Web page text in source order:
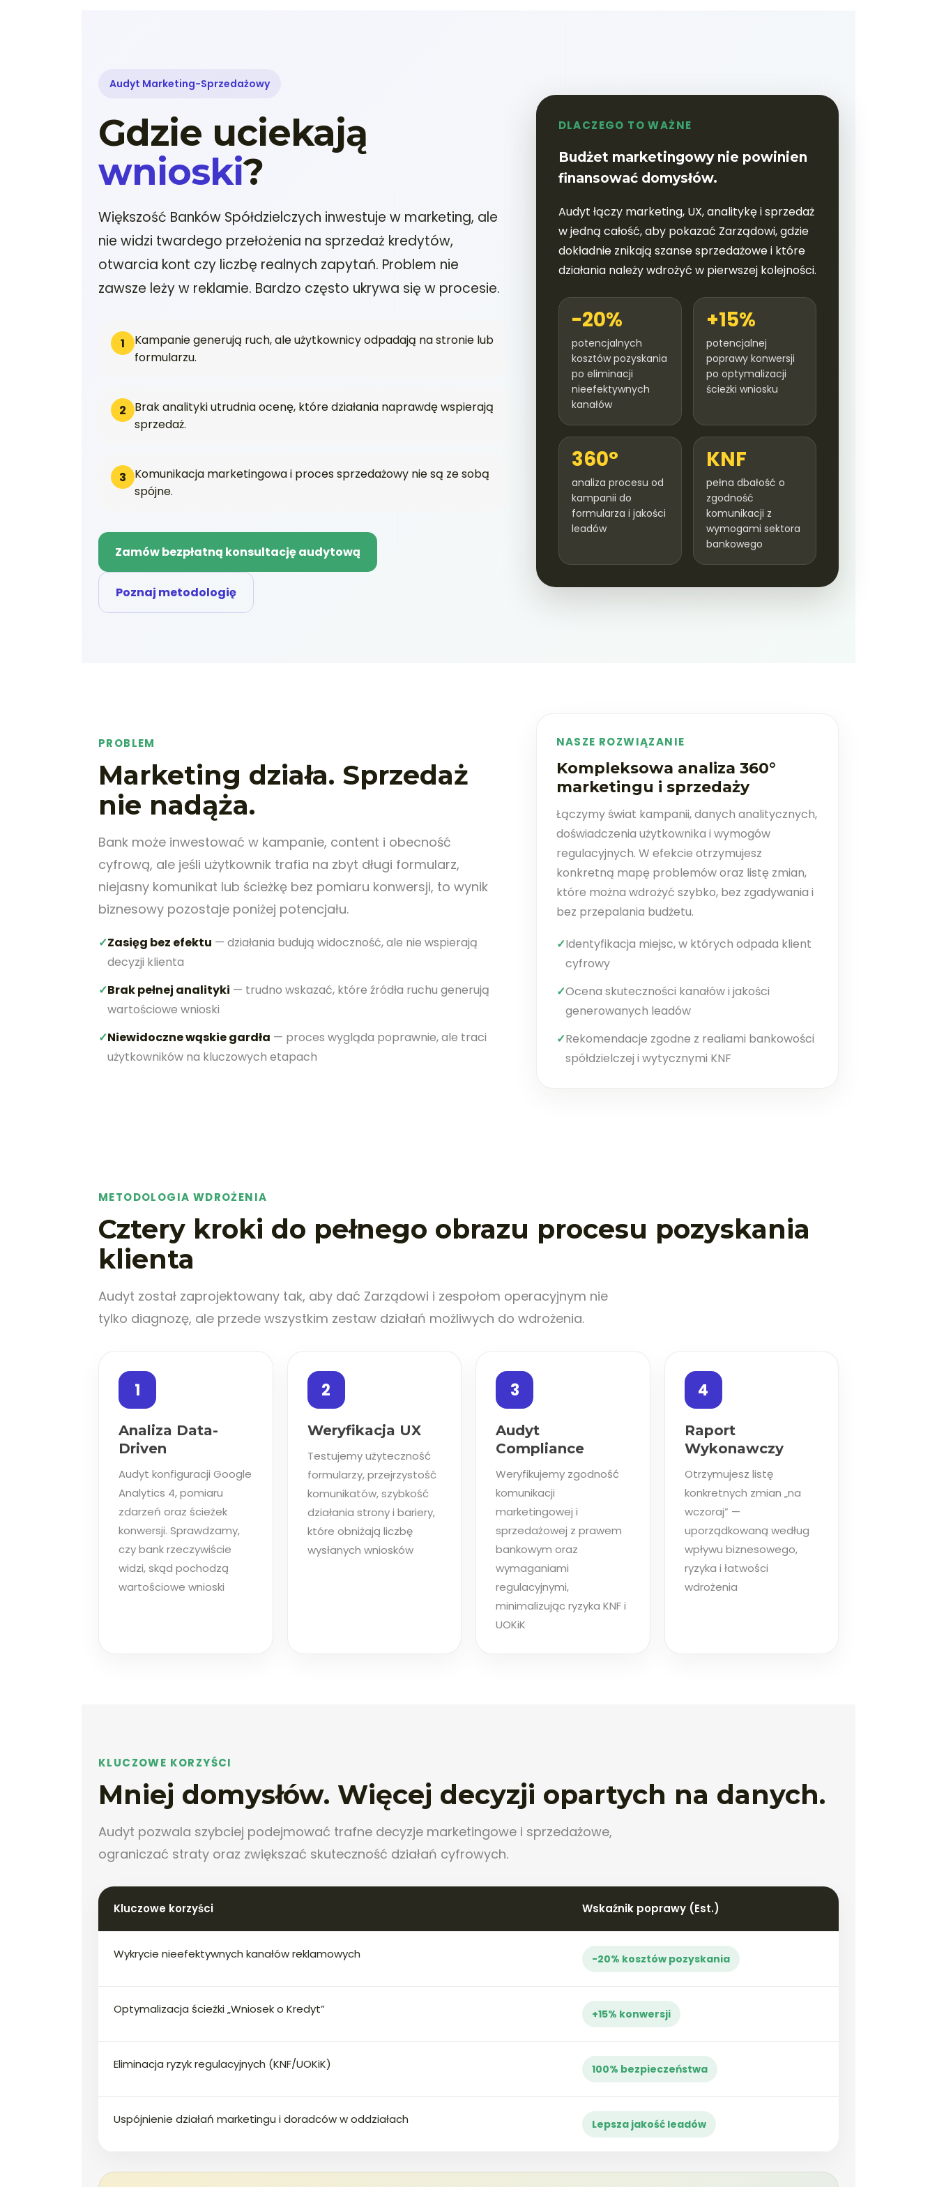
Audyt Marketing-Sprzedażowy
Gdzie uciekają
wnioski?
Większość Banków Spółdzielczych inwestuje w marketing, ale
nie widzi twardego przełożenia na sprzedaż kredytów,
otwarcia kont czy liczbę realnych zapytań. Problem nie
zawsze leży w reklamie. Bardzo często ukrywa się w procesie.
1
Kampanie generują ruch, ale użytkownicy odpadają na stronie lub
formularzu.
2
Brak analityki utrudnia ocenę, które działania naprawdę wspierają
sprzedaż.
3
Komunikacja marketingowa i proces sprzedażowy nie są ze sobą
spójne.
Zamów bezpłatną konsultację audytową
Poznaj metodologię
DLACZEGO TO WAŻNE
Budżet marketingowy nie powinien
finansować domysłów.
Audyt łączy marketing, UX, analitykę i sprzedaż
w jedną całość, aby pokazać Zarządowi, gdzie
dokładnie znikają szanse sprzedażowe i które
działania należy wdrożyć w pierwszej kolejności.
-20%
potencjalnych
kosztów pozyskania
po eliminacji
nieefektywnych
kanałów
+15%
potencjalnej
poprawy konwersji
po optymalizacji
ścieżki wniosku
360°
analiza procesu od
kampanii do
formularza i jakości
leadów
KNF
pełna dbałość o
zgodność
komunikacji z
wymogami sektora
bankowego
PROBLEM
Marketing działa. Sprzedaż
nie nadąża.
Bank może inwestować w kampanie, content i obecność
cyfrową, ale jeśli użytkownik trafia na zbyt długi formularz,
niejasny komunikat lub ścieżkę bez pomiaru konwersji, to wynik
biznesowy pozostaje poniżej potencjału.
✓Zasięg bez efektu — działania budują widoczność, ale nie wspierają
decyzji klienta
✓Brak pełnej analityki — trudno wskazać, które źródła ruchu generują
wartościowe wnioski
✓Niewidoczne wąskie gardła — proces wygląda poprawnie, ale traci
użytkowników na kluczowych etapach
NASZE ROZWIĄZANIE
Kompleksowa analiza 360°
marketingu i sprzedaży
Łączymy świat kampanii, danych analitycznych,
doświadczenia użytkownika i wymogów
regulacyjnych. W efekcie otrzymujesz
konkretną mapę problemów oraz listę zmian,
które można wdrożyć szybko, bez zgadywania i
bez przepalania budżetu.
✓Identyfikacja miejsc, w których odpada klient
cyfrowy
✓Ocena skuteczności kanałów i jakości
generowanych leadów
✓Rekomendacje zgodne z realiami bankowości
spółdzielczej i wytycznymi KNF
METODOLOGIA WDROŻENIA
Cztery kroki do pełnego obrazu procesu pozyskania
klienta
Audyt został zaprojektowany tak, aby dać Zarządowi i zespołom operacyjnym nie
tylko diagnozę, ale przede wszystkim zestaw działań możliwych do wdrożenia.
1
Analiza Data-
Driven
Audyt konfiguracji Google
Analytics 4, pomiaru
zdarzeń oraz ścieżek
konwersji. Sprawdzamy,
czy bank rzeczywiście
widzi, skąd pochodzą
wartościowe wnioski
2
Weryfikacja UX
Testujemy użyteczność
formularzy, przejrzystość
komunikatów, szybkość
działania strony i bariery,
które obniżają liczbę
wysłanych wniosków
3
Audyt
Compliance
Weryfikujemy zgodność
komunikacji
marketingowej i
sprzedażowej z prawem
bankowym oraz
wymaganiami
regulacyjnymi,
minimalizując ryzyka KNF i
UOKiK
4
Raport
Wykonawczy
Otrzymujesz listę
konkretnych zmian „na
wczoraj” —
uporządkowaną według
wpływu biznesowego,
ryzyka i łatwości
wdrożenia
KLUCZOWE KORZYŚCI
Mniej domysłów. Więcej decyzji opartych na danych.
Audyt pozwala szybciej podejmować trafne decyzje marketingowe i sprzedażowe,
ograniczać straty oraz zwiększać skuteczność działań cyfrowych.
Kluczowe korzyści Wskaźnik poprawy (Est.)
Wykrycie nieefektywnych kanałów reklamowych -20% kosztów pozyskania
Optymalizacja ścieżki „Wniosek o Kredyt” +15% konwersji
Eliminacja ryzyk regulacyjnych (KNF/UOKiK) 100% bezpieczeństwa
Uspójnienie działań marketingu i doradców w oddziałach Lepsza jakość leadów